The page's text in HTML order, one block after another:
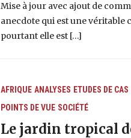
Mise à jour avec ajout de
anecdote qui est une
pourtant elle est […]
AFRIQUE ANALYSES ETUDES DE CAS
POINTS DE VUE SOCIÉTÉ
Le jardin tropical